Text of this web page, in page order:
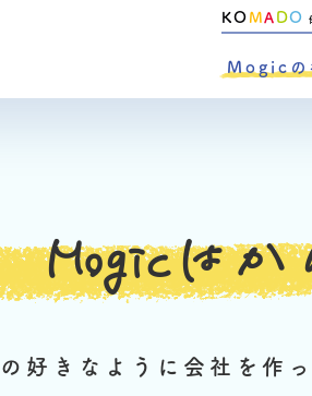
Mogicの
KO MA DO
Mogicは
好きなように会社を作